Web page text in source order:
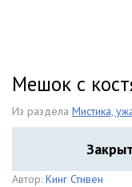
Мешок с
Из раздела Мистика,
Автор: Кинг Стивен